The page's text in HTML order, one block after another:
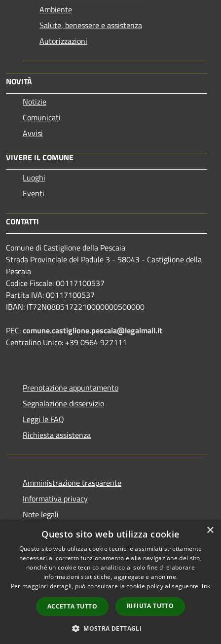
Ambiente
Salute, benessere e assistenza
Autorizzazioni
NOVITÀ
Notizie
Comunicati
Avvisi
VIVERE IL COMUNE
Luoghi
Eventi
CONTATTI
Comune di Castiglione della Pescaia
Strada Provinciale del Padule 3 - 58043 - Castiglione della
Pescaia
Codice Fiscale: 00117100537
Partita IVA: 00117100537
IBAN: IT72N0885172210000000500000
PEC:comune.castiglione.pescaia@legalmail.it
Centralino Unico: +39 0564 927111
Prenotazione appuntamento
Segnalazione disservizio
Leggi le FAQ
Richiesta assistenza
Amministrazione trasparente
Informativa privacy
Note legali
Dichiarazione di accessibilità
Accessibilità
Copyright © 2026 • Comune di
Castiglione della Pescaia •
Powered byMunicipium
Accesso redazione
×
Questo sito web utilizza cookie
Questo sito web utilizza cookie tecnici e assimilati strettamente
necessari al corretto funzionamento e alla navigazione del sito,
nonché un cookie tecnico analitico al solo fine di elaborare
informazioni statistiche, aggregate e anonime.
Per maggiori dettagli, può consultare la cookie policy al seguente link
ACCETTA TUTTO RIFIUTA TUTTO
MOSTRA DETTAGLI